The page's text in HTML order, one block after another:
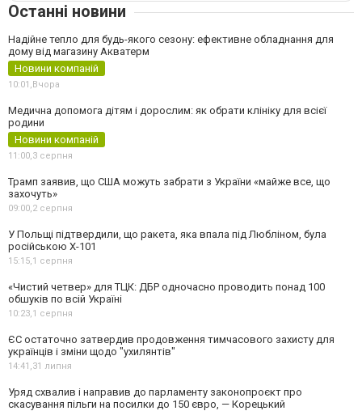
Останні новини
Надійне тепло для будь-якого сезону: ефективне обладнання для
дому від магазину Акватерм
Новини компаній
10:01,Вчора
Медична допомога дітям і дорослим: як обрати клініку для всієї
родини
Новини компаній
11:00,3 серпня
Трамп заявив, що США можуть забрати з України «майже все, що
захочуть»
09:00,2 серпня
У Польщі підтвердили, що ракета, яка впала під Любліном, була
російською Х-101
15:15,1 серпня
«Чистий четвер» для ТЦК: ДБР одночасно проводить понад 100
обшуків по всій Україні
10:23,1 серпня
ЄС остаточно затвердив продовження тимчасового захисту для
українців і зміни щодо "ухилянтів"
14:41,31 липня
Уряд схвалив і направив до парламенту законопроєкт про
скасування пільги на посилки до 150 євро, — Корецький